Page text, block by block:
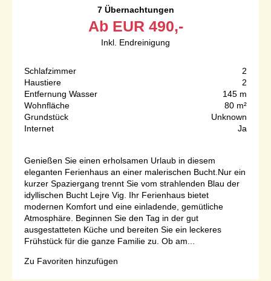
7 Übernachtungen
Ab EUR 490,-
Inkl. Endreinigung
Schlafzimmer
2
Haustiere
2
Entfernung Wasser
145 m
Wohnfläche
80 m²
Grundstück
Unknown
Internet
Ja
Genießen Sie einen erholsamen Urlaub in diesem
eleganten Ferienhaus an einer malerischen Bucht.Nur ein
kurzer Spaziergang trennt Sie vom strahlenden Blau der
idyllischen Bucht Lejre Vig. Ihr Ferienhaus bietet
modernen Komfort und eine einladende, gemütliche
Atmosphäre. Beginnen Sie den Tag in der gut
ausgestatteten Küche und bereiten Sie ein leckeres
Frühstück für die ganze Familie zu. Ob am...
Zu Favoriten hinzufügen